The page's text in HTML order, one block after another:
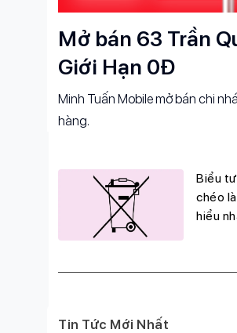
Mở bán 63 Trần
Giới Hạn 0Đ
Minh Tuấn Mobile mở bán chi
hàng.
Biểu
chéo
hiểu
Tin Tức Mới Nhất